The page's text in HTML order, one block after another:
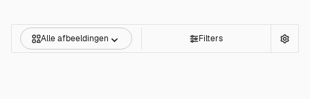
Alle afbeeldingen Filters